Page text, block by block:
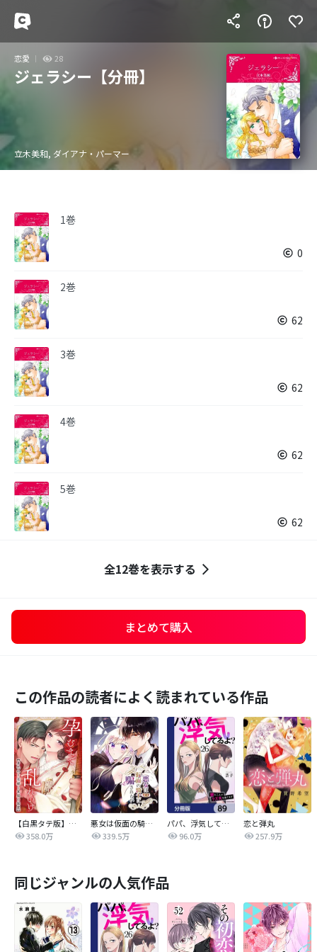
恋愛 28
ジェラシー【分冊】
立木美和, ダイアナ・パーマー
1巻
0
2巻
62
3巻
62
4巻
62
5巻
62
全12巻を表示する
まとめて購入
この作品の読者によく読まれている作品
【白黒タテ版】孕むまで乱れいけ～身代わり花嫁と軍服の猛愛
358.0万
悪女は仮面の騎士に騙されない
339.5万
パパ、浮気してるよ？娘と二人でクズ夫を捨てます【分冊版】
96.0万
恋と弾丸
257.9万
同じジャンルの人気作品